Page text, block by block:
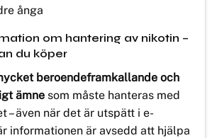
ånga
om hantering av nikotin –
du köper
beroendeframkallande och
ämne som måste hanteras med
– även när det är utspätt i e-
informationen är avsedd att hjälpa